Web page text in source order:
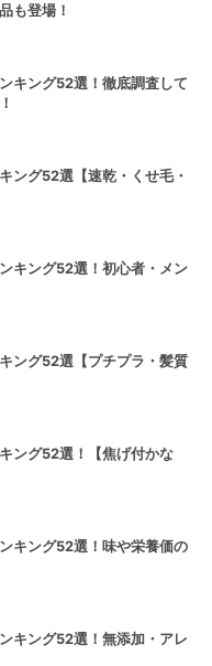
も登場！
キング52選！徹底調査して
ング52選【速乾・くせ毛・
キング52選！初心者・メン
ング52選【プチプラ・髪質
ング52選！【焦げ付かな
キング52選！味や栄養価の
キング52選！無添加・アレ